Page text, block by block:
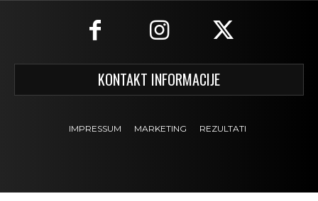
KONTAKT INFORMACIJE
IMPRESSUM MARKETING REZULTATI